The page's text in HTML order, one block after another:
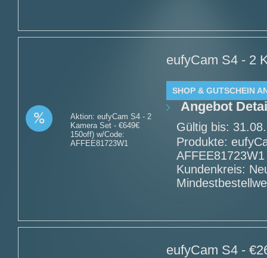
Aktion: eufyCam S4 - 2
Kamera Set - €649€
150off) w/Code:
AFFEE81723W1
eufyCam S4 - 2
SHOP & GUTSCHEIN
Angebot
Gültig bis:
Produkte:
Kundenkreis:
eufyCam S4 -